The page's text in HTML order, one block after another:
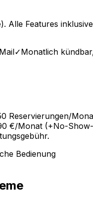
Alle Features
✓Monatlich
Reservierungen/
€/Monat (+No-
Bedienung